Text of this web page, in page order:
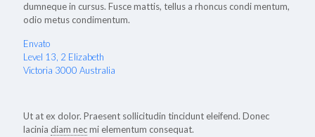
dumneque in cursus. Fusce mattis, tellus a rhoncus condi mentum,
odio metus condimentum.
Envato
Level 13, 2 Elizabeth
Victoria 3000 Australia
Ut at ex dolor. Praesent sollicitudin tincidunt eleifend. Donec
lacinia diam necmi elementum consequat.